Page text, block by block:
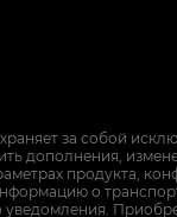
за собой
дополнения,
продукта,
о
уведомления.